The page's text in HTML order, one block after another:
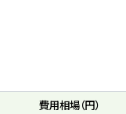
費用相場（円）